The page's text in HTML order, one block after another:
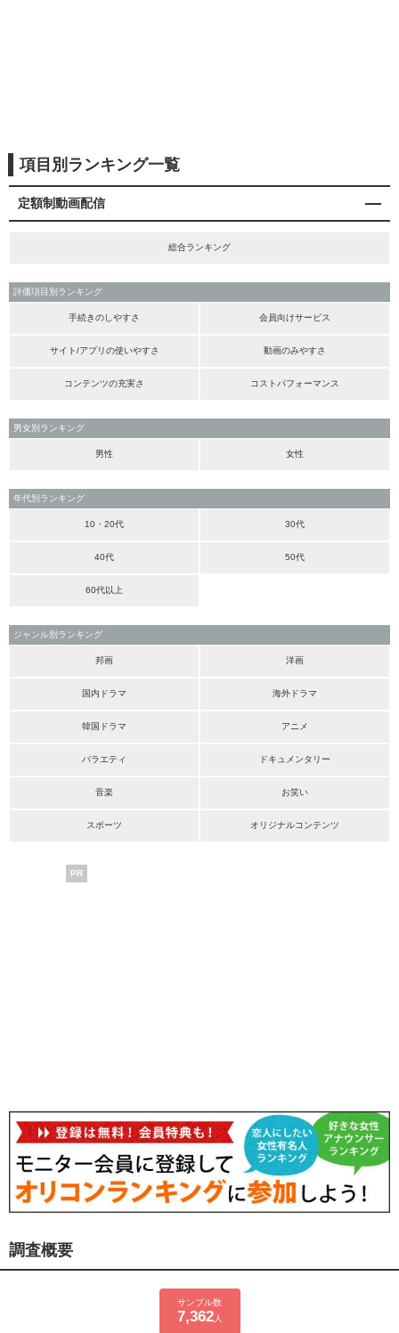
項目別ランキング一覧
定額制動画配信
総合ランキング
評価項目別ランキング
手続きのしやすさ 会員向けサービス
サイト/アプリの使いやすさ 動画のみやすさ
コンテンツの充実さ コストパフォーマンス
男女別ランキング
男性 女性
年代別ランキング
10・20代 30代
40代 50代
60代以上
ジャンル別ランキング
邦画 洋画
国内ドラマ 海外ドラマ
韓国ドラマ アニメ
バラエティ ドキュメンタリー
音楽 お笑い
スポーツ オリジナルコンテンツ
PR
調査概要
サンプル数
7,362人